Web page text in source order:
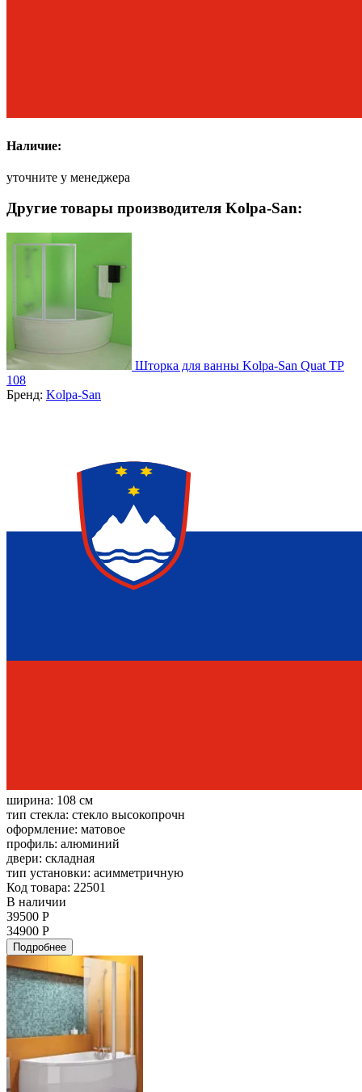
Наличие:
уточните у менеджера
Другие товары производителя Kolpa-San:
Шторка для ванны Kolpa-San Quat TP
108
Бренд: Kolpa-San
ширина: 108 см
тип стекла: стекло высокопрочн
оформление: матовое
профиль: алюминий
двери: складная
тип установки: асимметричную
Код товара: 22501
В наличии
39500 Р
34900 Р
Подробнее